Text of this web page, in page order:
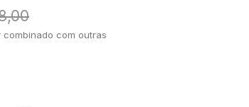
com outras